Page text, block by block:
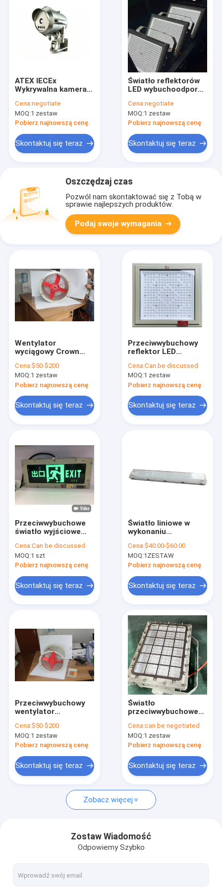
Produkty
Filmy
O nas
Aktualności
Przeciwwybuchowe światła LED High Bay
Przeciwwybuchowe światło przeciwpowodziowe LED
ATEX IECEx
Wykrywalna kamera
Kamery
zabezpieczające w
niebezpiecznych
nierdzewnej do gazu
naftowego
Cena:negotiate
MOQ:1 zestaw
Pobierz najnowszą cenę
Skontaktuj się teraz
Światło reflektorów
LED wybuchoodporne
400 Watt kąt wiązki
LED 120 stopni
ATEX/IECEx
Cena:negotiate
MOQ:1 zestaw
Pobierz najnowszą cenę
Skontaktuj się teraz
Oszczędzaj czas
Pozwól nam skontaktować się z Tobą w
sprawie najlepszych produktów.
Podaj swoje wymagania
Wentylator
wyciągowy Crown
przeciwwybuchowy
WF2 do gazo- i
pyłoszczelnego
odlewu
aluminiowego)
Cena:$50-$200
MOQ:1 zestaw
Pobierz najnowszą cenę
Skontaktuj się teraz
Przeciwwybuchowy
reflektor LED
benzynowej o
wysokiej jasności
100–250 W
Maksymalna
temperatura
barwowa 5700 K z 5-
Cena:Can be discussed
MOQ:1 zestaw
Pobierz najnowszą cenę
Skontaktuj się teraz
Przeciwwybuchowe
światło wyjściowe
dostosowanym
znakiem wyjścia 90-
180 minut 3 W 220
stref
niebezpiecznych 1 i 2
Cena:Can be discussed
MOQ:1 szt
Pobierz najnowszą cenę
Skontaktuj się teraz
Światło liniowe w
wykonaniu
IP66 WF2 Stopień
ochrony Światło
fluorescencyjne Ex
Db dla obiektów
petrochemicznych
Cena:$40.00-$60.00
MOQ:1ZESTAW
Pobierz najnowszą cenę
Skontaktuj się teraz
Przeciwwybuchowy
wentylator
przeznaczony do
stosowania w
środowiskach
wybuchem,
zapewniający
wentylację i
ulepszone funkcje
bezpieczeństwa
Cena:$50-$200
MOQ:1 zestaw
Pobierz najnowszą cenę
Skontaktuj się teraz
Światło
przeciwwybuchowe
Światło
przeciwwybuchowe
Oświetlenie
Przystosowane do
niebezpiecznych
zastosowań
przemysłowych
Cena:can be negotiated
MOQ:1 zestaw
Pobierz najnowszą cenę
Skontaktuj się teraz
Zobacz więcej
Zostaw Wiadomość
Odpowiemy Szybko